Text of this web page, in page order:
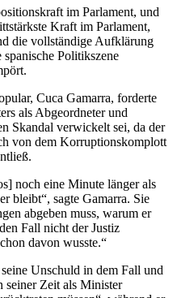
im Parlament, und
Kraft im Parlament,
die vollständige Aufklärung
spanische Politikszene
Cuca Gamarra, forderte
als Abgeordneter und
Skandal verwickelt sei, da der
von dem Korruptionskomplott
noch eine Minute länger als
bleibt“, sagte Gamarra. Sie
abgeben muss, warum er
Fall nicht der Justiz
davon wusste.“
Unschuld in dem Fall und
seiner Zeit als Minister